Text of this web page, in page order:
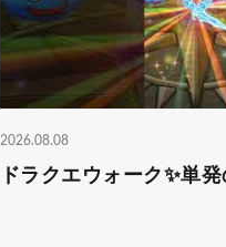
2026.08.08
ドラクエウォーク✨単